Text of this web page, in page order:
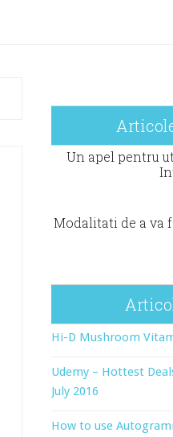
Un apel pentru
Modalitati de a va
Hi-D Mushroom
Udemy – Hottest
July 2016
How to use